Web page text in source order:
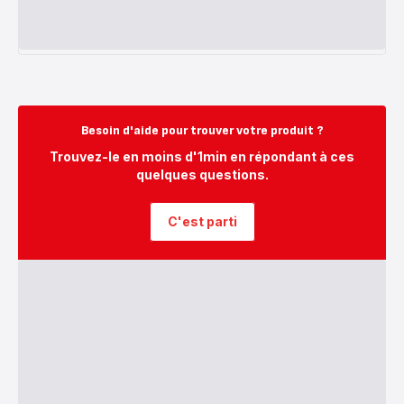
Besoin d'aide pour trouver votre produit ?
Trouvez-le en moins d'1min en répondant à ces
quelques questions.
C'est parti